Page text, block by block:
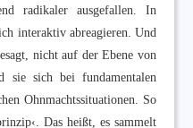
radikaler ausgefallen. In
interaktiv abreagieren. Und
nicht auf der Ebene von
sie sich bei fundamentalen
Ohnmachtssituationen. So
Das heißt, es sammelt